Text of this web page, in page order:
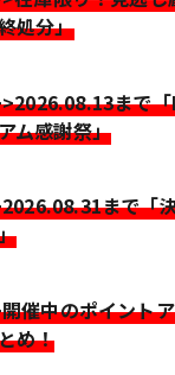
処分」
まで
ム感謝祭」
まで「
催中のポイント
め！